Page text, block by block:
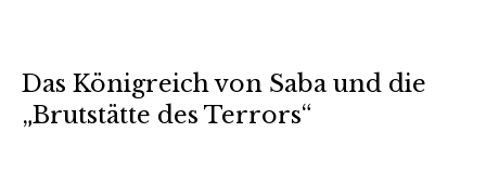
Das Königreich von Saba und die
„Brutstätte des Terrors“